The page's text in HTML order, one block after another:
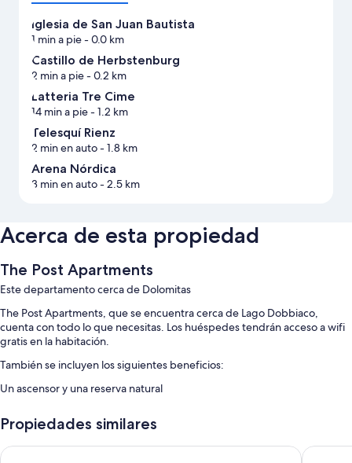
Iglesia de San Juan Bautista
1 min a pie- 0.0 km
Castillo de Herbstenburg
2 min a pie- 0.2 km
Latteria Tre Cime
14 min a pie- 1.2 km
Telesquí Rienz
2 min en auto- 1.8 km
Arena Nórdica
3 min en auto- 2.5 km
Acerca de esta propiedad
The Post Apartments
Este departamento cerca de Dolomitas
The Post Apartments, que se encuentra cerca de Lago Dobbiaco,
cuenta con todo lo que necesitas. Los huéspedes tendrán acceso a wifi
gratis en la habitación.
También se incluyen los siguientes beneficios:
Un ascensor y una reserva natural
En The Post Apartments, todas las habitaciones tienen comodidades
como wifi gratis, cajas de seguridad y habitaciones insonorizadas.
Propiedades similares
Hotel Croda Rossa Hotel